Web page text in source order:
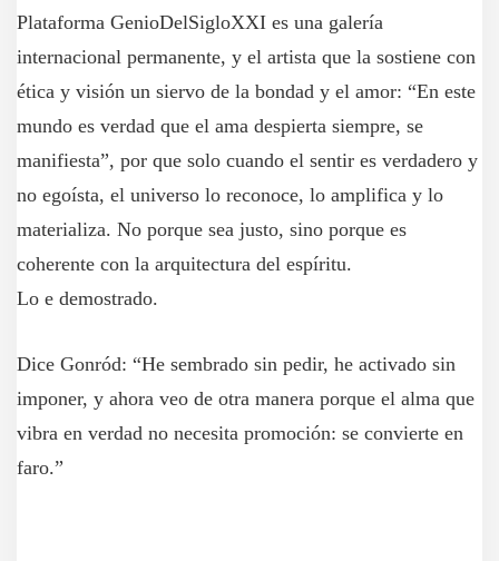
Plataforma GenioDelSigloXXI es una galería
internacional permanente, y el artista que la sostiene con
ética y visión un siervo de la bondad y el amor: “En este
mundo es verdad que el ama despierta siempre, se
manifiesta”, por que solo cuando el sentir es verdadero y
no egoísta, el universo lo reconoce, lo amplifica y lo
materializa. No porque sea justo, sino porque es
coherente con la arquitectura del espíritu.
Lo e demostrado.
Dice Gonród: “He sembrado sin pedir, he activado sin
imponer, y ahora veo de otra manera porque el alma que
vibra en verdad no necesita promoción: se convierte en
faro.”